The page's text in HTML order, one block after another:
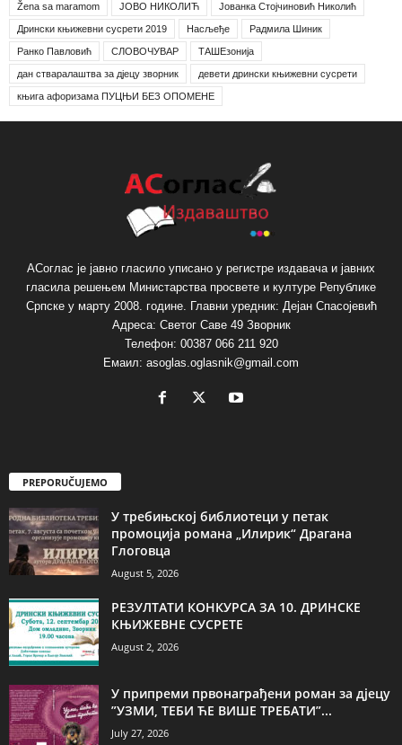
Žena sa maramom ЈОВО НИКОЛИЋ Јованка Стојчиновић Николић
Дрински књижевни сусрети 2019 Насљеђе Радмила Шиник
Ранко Павловић СЛОВОЧУВАР ТАШЕзонија
дан стваралаштва за дјецу зворник девети дрински књижевни сусрети
књига афоризама ПУЦЊИ БЕЗ ОПОМЕНЕ
АСоглас је јавно гласило уписано у регистре издавача и јавних
гласила решењем Министарства просвете и културе Републике
Српске у марту 2008. године. Главни уредник: Дејан Спасојевић
Адреса: Светог Саве 49 Зворник
Телефон: 00387 066 211 920
Емаил: asoglas.oglasnik@gmail.com
PREPORUČUJEMO
У требињској библиотеци у петак
промоција романа „Илирик“ Драгана
Глоговца
August 5, 2026
РЕЗУЛТАТИ КОНКУРСА ЗА 10. ДРИНСКЕ
КЊИЖЕВНЕ СУСРЕТЕ
August 2, 2026
У припреми првонаграђени роман за дјецу
”УЗМИ, ТЕБИ ЋЕ ВИШЕ ТРЕБАТИ”...
July 27, 2026